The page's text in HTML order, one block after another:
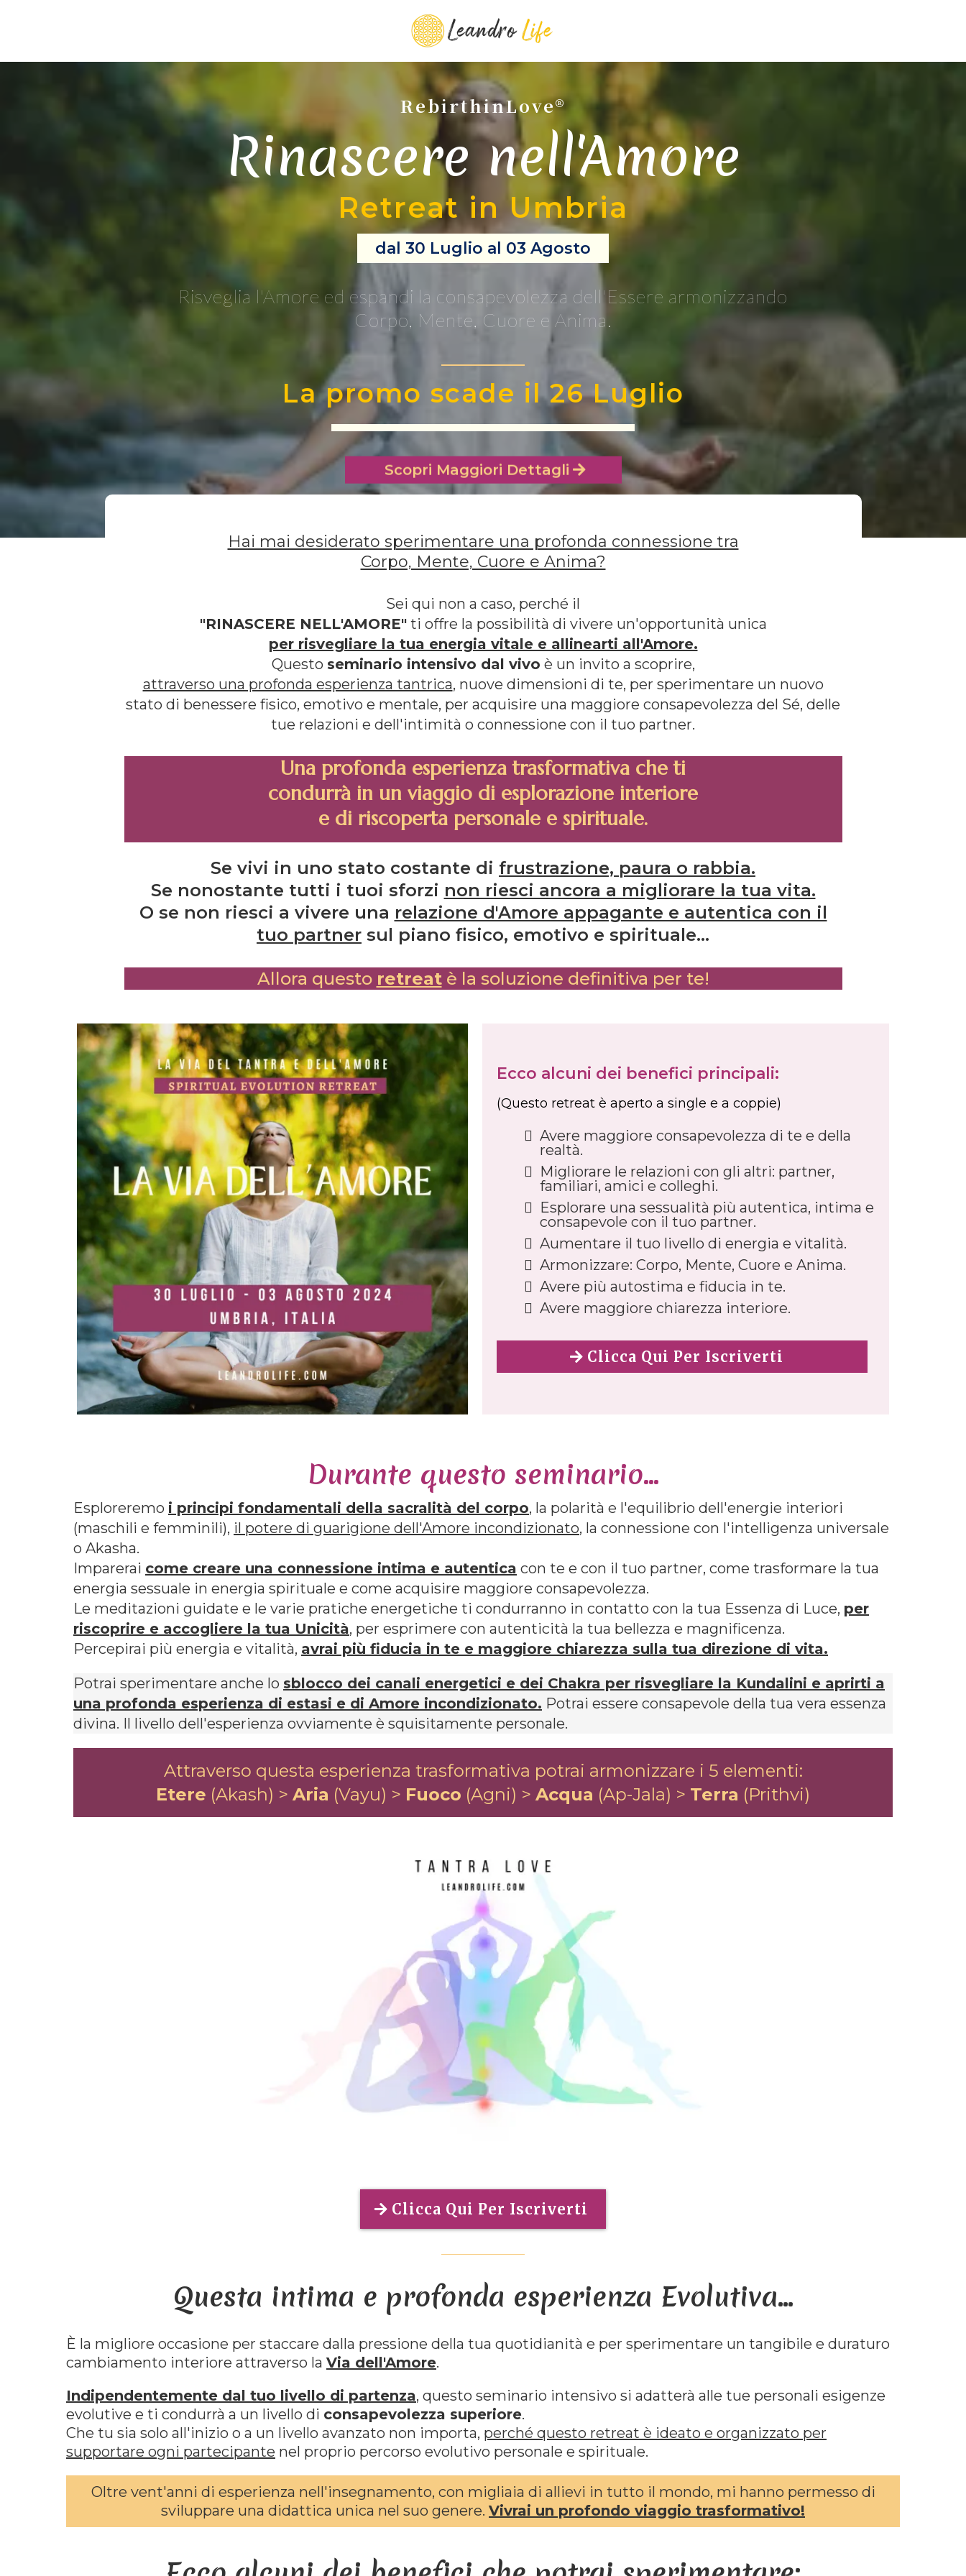
RebirthinLove®
Rinascere nell'Amore
Retreat in Umbria
dal 30 Luglio al 03 Agosto
Risveglia l'Amore ed espandi la consapevolezza dell'Essere armonizzando
Corpo, Mente, Cuore e Anima.
La promo scade il 26 Luglio
Scopri Maggiori Dettagli
Hai mai desiderato sperimentare una profonda connessione tra
Corpo, Mente, Cuore e Anima?
Sei qui non a caso, perché il
"RINASCERE NELL'AMORE"ti offre la possibilità di vivere un'opportunità unica
per risvegliare la tua energia vitale e allinearti all'Amore.
Questo seminario intensivo dal vivo è un invito a scoprire,
attraverso una profonda esperienza tantrica, nuove dimensioni di te, per sperimentare un nuovo
stato di benessere fisico, emotivo e mentale, per acquisire una maggiore consapevolezza del Sé, delle
tue relazioni e dell'intimità o connessione con il tuo partner.
Una profonda esperienza trasformativa che ti
condurrà in un viaggio di esplorazione interiore
e di riscoperta personale e spirituale.
Se vivi in uno stato costante di frustrazione, paura o rabbia.
Se nonostante tutti i tuoi sforzi non riesci ancora a migliorare la tua vita.
O se non riesci a vivere una relazione d'Amore appagante e autentica con il
tuo partner sul piano fisico, emotivo e spirituale...
Allora questo retreatè la soluzione definitiva per te!
Ecco alcuni dei benefici principali:
(Questo retreat è aperto a single e a coppie)
Avere maggiore consapevolezza di te e della
realtà.
Migliorare le relazioni con gli altri: partner,
familiari, amici e colleghi.
Esplorare una sessualità più autentica, intima e
consapevole con il tuo partner.
Aumentare il tuo livello di energia e vitalità.
Armonizzare: Corpo, Mente, Cuore e Anima.
Avere più autostima e fiducia in te.
Avere maggiore chiarezza interiore.
Clicca Qui Per Iscriverti
Durante questo seminario...
Esploreremo i principi fondamentali della sacralità del corpo, la polarità e l'equilibrio dell'energie interiori
(maschili e femminili), il potere di guarigione dell'Amore incondizionato, la connessione con l'intelligenza universale
o Akasha.
Imparerai come creare una connessione intima e autentica con te e con il tuo partner, come trasformare la tua
energia sessuale in energia spirituale e come acquisire maggiore consapevolezza.
Le meditazioni guidate e le varie pratiche energetiche ti condurranno in contatto con la tua Essenza di Luce, per
riscoprire e accogliere la tua Unicità, per esprimere con autenticità la tua bellezza e magnificenza.
Percepirai più energia e vitalità, avrai più fiducia in te e maggiore chiarezza sulla tua direzione di vita.
Potrai sperimentare anche lo sblocco dei canali energetici e dei Chakra per risvegliare la Kundalini e aprirti a
una profonda esperienza di estasi e di Amore incondizionato. Potrai essere consapevole della tua vera essenza
divina. Il livello dell'esperienza ovviamente è squisitamente personale.
Attraverso questa esperienza trasformativa potrai armonizzare i 5 elementi:
Etere (Akash) > Aria (Vayu) > Fuoco (Agni) > Acqua (Ap-Jala) > Terra (Prithvi)
Clicca Qui Per Iscriverti
Questa intima e profonda esperienza Evolutiva...
È la migliore occasione per staccare dalla pressione della tua quotidianità e per sperimentare un tangibile e duraturo
cambiamento interiore attraverso la Via dell'Amore.
Indipendentemente dal tuo livello di partenza, questo seminario intensivo si adatterà alle tue personali esigenze
evolutive e ti condurrà a un livello di consapevolezza superiore.
Che tu sia solo all'inizio o a un livello avanzato non importa, perché questo retreat è ideato e organizzato per
supportare ogni partecipante nel proprio percorso evolutivo personale e spirituale.
Oltre vent'anni di esperienza nell'insegnamento, con migliaia di allievi in tutto il mondo, mi hanno permesso di
sviluppare una didattica unica nel suo genere. Vivrai un profondo viaggio trasformativo!